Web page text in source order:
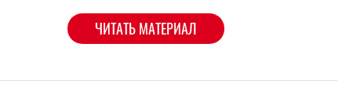
ЧИТАТЬ МАТЕРИАЛ